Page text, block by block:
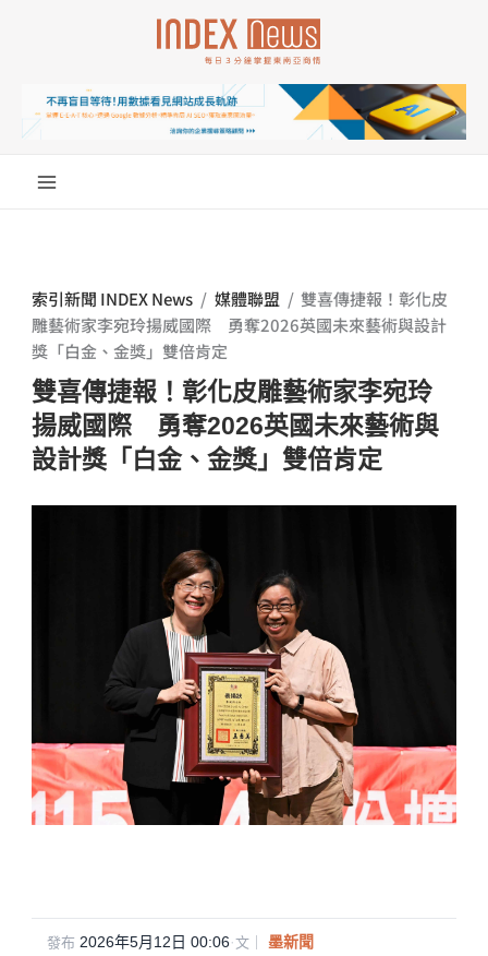
索引新聞 INDEX News / 媒體聯盟 / 雙喜傳捷報！彰化皮
雕藝術家李宛玲揚威國際 勇奪2026英國未來藝術與設計
獎「白金、金獎」雙倍肯定
雙喜傳捷報！彰化皮雕藝術家李宛玲
揚威國際 勇奪2026英國未來藝術與
設計獎「白金、金獎」雙倍肯定
發布 2026年5月12日 00:06·文｜ 墨新聞